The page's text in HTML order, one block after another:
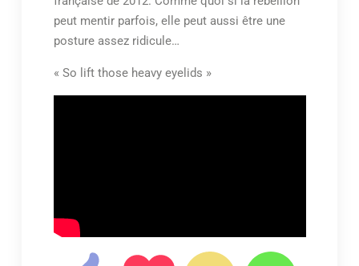
peut mentir parfois, elle peut aussi être une
posture assez ridicule…
« So lift those heavy eyelids »